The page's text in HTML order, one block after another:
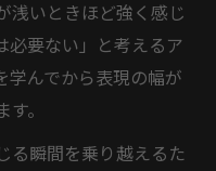
浅いときほど強く感じ
必要ない」と考えるア
学んでから表現の幅が
。
る瞬間を乗り越えるた